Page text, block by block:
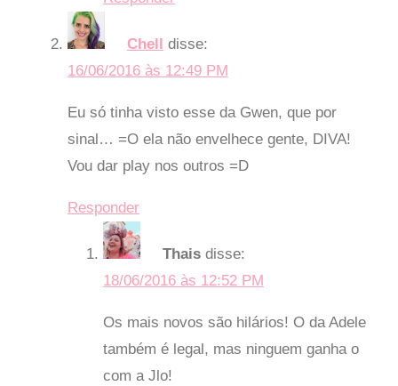
Chell disse:
16/06/2016 às 12:49 PM
Eu só tinha visto esse da Gwen, que por
sinal… =O ela não envelhece gente, DIVA!
Vou dar play nos outros =D
Responder
Thais disse:
18/06/2016 às 12:52 PM
Os mais novos são hilários! O da Adele
também é legal, mas ninguem ganha o
com a Jlo!